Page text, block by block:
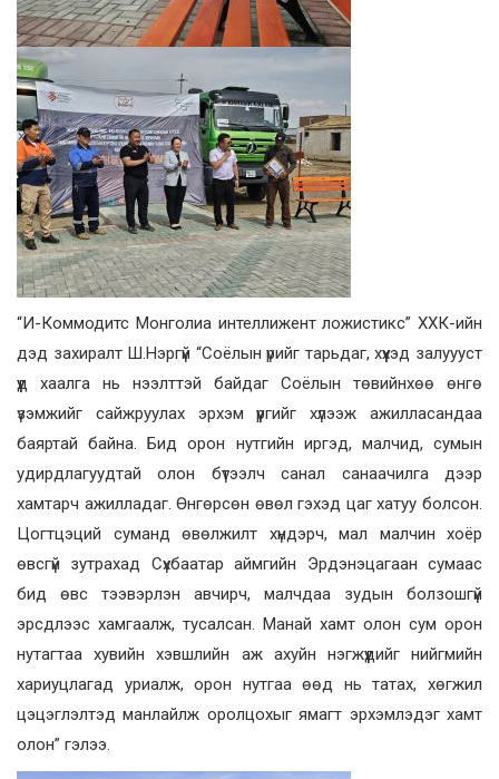
“И-Коммодитс Монголиа интеллижент ложистикс” ХХК-ийн
дэд захиралт Ш.Нэргүй “Соёлын үрийг тарьдаг, хүүхэд залуууст
үүд хаалга нь нээлттэй байдаг Соёлын төвийнхөө өнгө
үзэмжийг сайжруулах эрхэм үүргийг хүлээж ажилласандаа
баяртай байна. Бид орон нутгийн иргэд, малчид, сумын
удирдлагуудтай олон бүтээлч санал санаачилга дээр
хамтарч ажилладаг. Өнгөрсөн өвөл гэхэд цаг хатуу болсон.
Цогтцэций суманд өвөлжилт хүндэрч, мал малчин хоёр
өвсгүй зутрахад Сүхбаатар аймгийн Эрдэнэцагаан сумаас
бид өвс тээвэрлэн авчирч, малчдаа зудын болзошгүй
эрсдлээс хамгаалж, тусалсан. Манай хамт олон сум орон
нутагтаа хувийн хэвшлийн аж ахуйн нэгжүүдийг нийгмийн
хариуцлагад уриалж, орон нутгаа өөд нь татах, хөгжил
цэцэглэлтэд манлайлж оролцохыг ямагт эрхэмлэдэг хамт
олон” гэлээ.